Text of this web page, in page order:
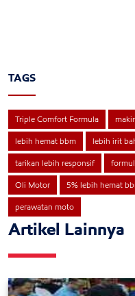
TAGS
Triple Comfort Formula
lebih hemat bbm lebih irit
tarikan lebih responsif
Oli Motor 5% lebih hemat
perawatan moto
Artikel Lainnya